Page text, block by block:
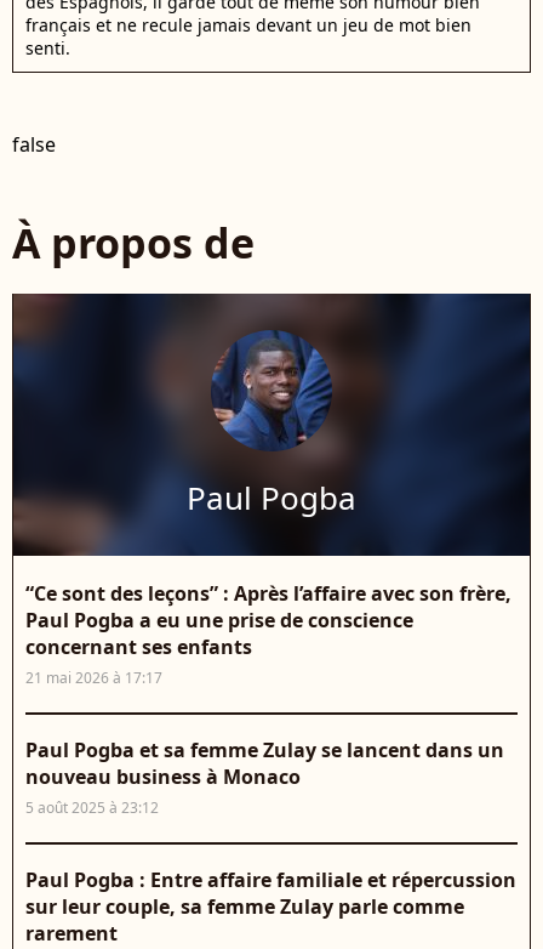
français et ne recule jamais devant un jeu de mot bien
senti.
false
À propos de
Paul Pogba
“Ce sont des leçons” : Après l’affaire avec son frère,
Paul Pogba a eu une prise de conscience
concernant ses enfants
21 mai 2026 à 17:17
Paul Pogba et sa femme Zulay se lancent dans un
nouveau business à Monaco
5 août 2025 à 23:12
Paul Pogba : Entre affaire familiale et répercussion
sur leur couple, sa femme Zulay parle comme
rarement